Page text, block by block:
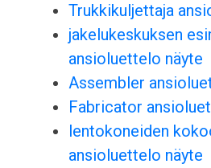
Trukkikuljettaja
jakelukeskuksen
ansioluettelo näyte
Assembler
Fabricator
lentokoneiden
ansioluettelo näyte